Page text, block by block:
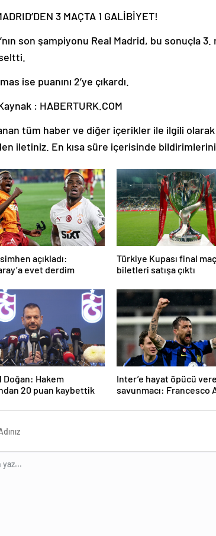
3 MAÇTA 1 GALİBİYET!
son şampiyonu Real Madrid, bu sonuçla 3.
ise puanını 2’ye çıkardı.
: HABERTURK.COM
tüm haber ve diğer içerikler ile ilgili
iletiniz. En kısa süre içerisinde
açıkladı:
evet derdim
Türkiye Kupası final
biletleri satışa çıktı
Hakem
20 puan kaybettik
Inter’e hayat öpücü
savunmacı: Francesco